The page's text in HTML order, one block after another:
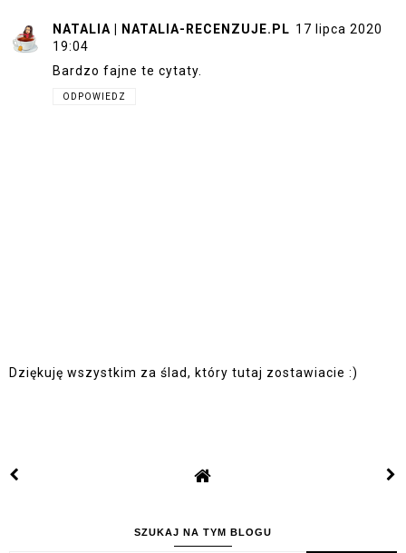
NATALIA | NATALIA-RECENZUJE.PL 17 lipca 2020
19:04
Bardzo fajne te cytaty.
ODPOWIEDZ
Dziękuję wszystkim za ślad, który tutaj zostawiacie :)
SZUKAJ NA TYM BLOGU